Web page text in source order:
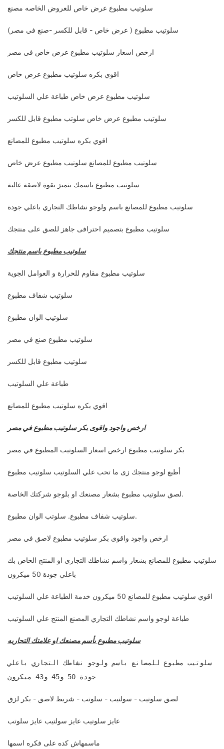
سلوتيب مطبوع عرض خاص للعروض الخاصه مصنع
سلوتيب مطبوع ( عرض خاص - قابل للكسر -صنع في مصر)
ارخص اسعار سلوتيب مطبوع عرض خاص في مصر
اقوي بكره سلوتيب مطبوع عرض خاص
سلوتيب مطبوع عرض خاص طباعة علي السلوتيب
سلوتيب مطبوع عرض خاص سلوتب مطبوع قابل للكسر
اقوي بكره سلوتيب مطبوع للمصانع
سلوتيب مطبوع للمصانع سلوتيب مطبوع عرض خاص
سلوتيب مطبوع باسمك يتميز بقوة لاصقة عالية
سلوتيب مطبوع للمصانع باسم ولوجو نشاطك التجاري باعلي جودة
سلوتيب مطبوع بتصميم احترافى جاهز للصق على منتجك
سلوتيب مطبوع باسم منتجك
سلوتيب مطبوع مقاوم للحرارة و العوامل الجوية
سلوتيب شفاف مطبوع
سلوتيب الوان مطبوع
سلوتيب مطبوع صنع في مصر
سلوتيب مطبوع قابل للكسر
طباعة علي السلوتيب
اقوي بكره سلوتيب مطبوع للمصانع
ارخص واجود واقوى بكر سلوتيب مطبوع في مصر
بكر سلوتيب مطبوع ارخص اسعار السلوتيب المطبوع في مصر
أطبع لوجو منتجك زى ما تحب علي السلوتيب سلوتيب مطبوع
لصق سلوتيب مطبوع بشعار مصنعك او بلوجو شركتك الخاصة.
سلوتيب شفاف مطبوع. سلوتب الوان مطبوع.
ارخص واجود واقوى بكر سلوتيب مطبوع لاصق في مصر
سلوتيب مطبوع للمصانع بشعار واسم نشاطك التجاري او المنتج الخاص بك
باعلي جودة 50 ميكرون
اقوي سلوتيب مطبوع للمصانع 50 ميكرون خدمة الطباعة علي السلوتيب
طباعة لوجو واسم نشاطك التجاري المصنع المنتج علي السلوتيب
سلوتيب مطبوع بأسم مصنعك او علامتك التجاريه
سلوتيب مطبوع للمصانع باسم ولوجو نشاطك التجاري باعلي
جودة 50 و45 و43 ميكرون
لصق سلوتيب - سولتيب - سلوتب - شريط لاصق - بكر لزق
عايز سلوتيب عايز سولتيب عايز سلوتب
ماسمهاش كده على فكره اسمها